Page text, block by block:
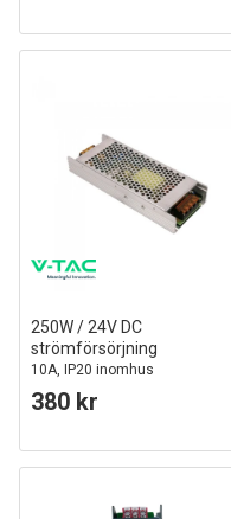
250W / 24V DC
strömförsörjning
10A, IP20 inomhus
380 kr